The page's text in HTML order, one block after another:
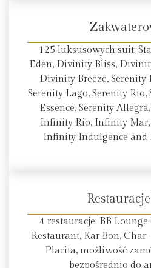
125 luksusowych suit:
Eden, Divinity Bliss,
Divinity Breeze, Serenity
Serenity Lago, Serenity
Essence, Serenity
Infinity Rio, Infinity
Infinity Indulgence
4 restauracje: BB
Restaurant, Kar Bon, Char
Placita, możliwość
bezpośrednio do